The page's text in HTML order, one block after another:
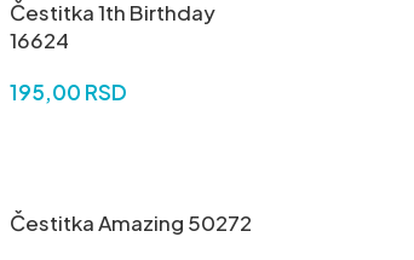
Čestitka 1th Birthday
16624
195,00 RSD
Čestitka Amazing 50272